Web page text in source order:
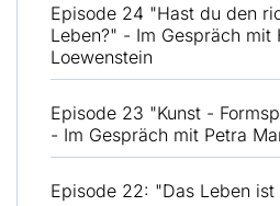
Episode 24 "Hast du den
Leben?" - Im Gespräch mit
Loewenstein
Episode 23 "Kunst -
- Im Gespräch mit Petra
Episode 22: "Das Leben